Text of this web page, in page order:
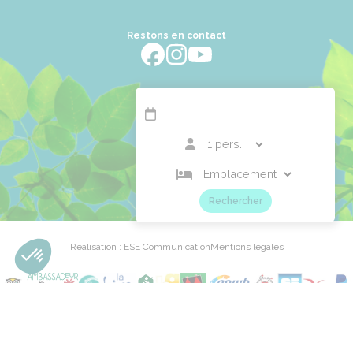
Rechercher
Restons en contact
https://fr-fr.facebook.com/terredentente/
https://www.instagram.com/
https://youtu.be/
Réalisation : ESE CommunicationMentions légales